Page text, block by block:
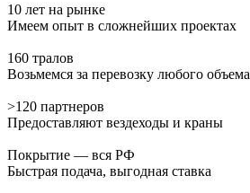
10 лет на рынке
Имеем опыт в сложнейших проектах
160 тралов
Возьмемся за перевозку любого объема
>120 партнеров
Предоставляют вездеходы и краны
Покрытие — вся РФ
Быстрая подача, выгодная ставка